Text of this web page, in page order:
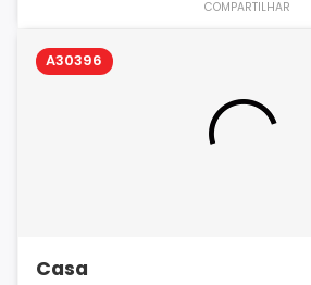
COMPARTILHAR
A30396
Casa